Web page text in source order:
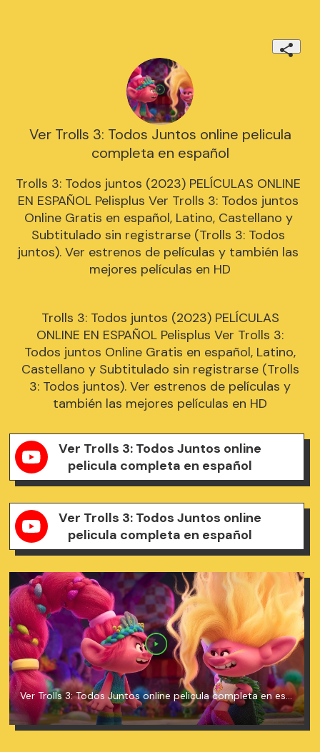
Ver Trolls 3: Todos Juntos online pelicula
completa en español
Trolls 3: Todos juntos (2023) PELÍCULAS ONLINE
EN ESPAÑOL Pelisplus Ver Trolls 3: Todos juntos
Online Gratis en español, Latino, Castellano y
Subtitulado sin registrarse (Trolls 3: Todos
juntos). Ver estrenos de películas y también las
mejores películas en HD
Trolls 3: Todos juntos (2023) PELÍCULAS
ONLINE EN ESPAÑOL Pelisplus Ver Trolls 3:
Todos juntos Online Gratis en español, Latino,
Castellano y Subtitulado sin registrarse (Trolls
3: Todos juntos). Ver estrenos de películas y
también las mejores películas en HD
Ver Trolls 3: Todos Juntos online
pelicula completa en español
Ver Trolls 3: Todos Juntos online
pelicula completa en español
Ver Trolls 3: Todos Juntos online pelicula completa en español